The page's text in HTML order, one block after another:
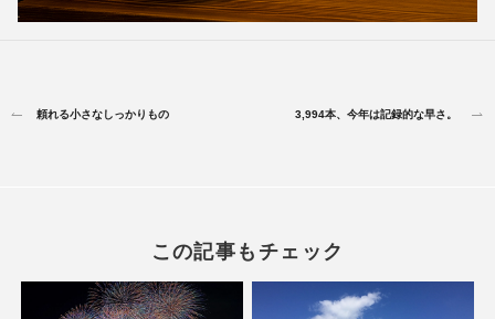
頼れる小さなしっかりもの 3,994本、今年は記録的な早さ。
この記事もチェック